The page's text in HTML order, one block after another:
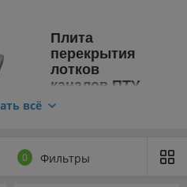
Плита
перекрытия
лотков
каналов ПТУ
Различные
специальные
всё
0 Фильтры